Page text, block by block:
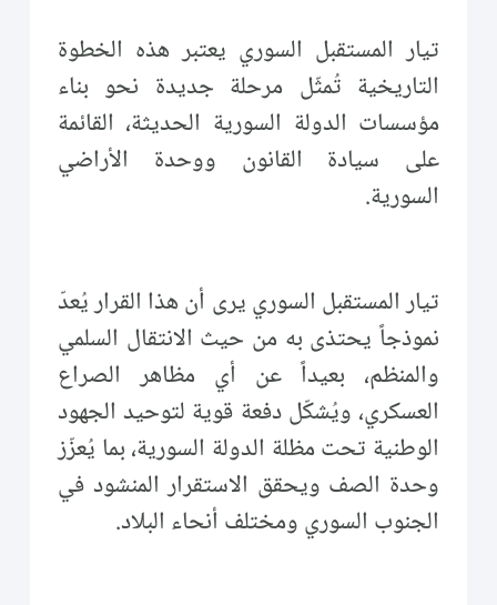
تيار المستقبل السوري يعتبر هذه الخطوة
التاريخية تُمثّل مرحلة جديدة نحو بناء
مؤسسات الدولة السورية الحديثة، القائمة
على سيادة القانون ووحدة الأراضي
السورية.
تيار المستقبل السوري يرى أن هذا القرار يُعدّ
نموذجاً يحتذى به من حيث الانتقال السلمي
والمنظم، بعيداً عن أي مظاهر الصراع
العسكري، ويُشكّل دفعة قوية لتوحيد الجهود
الوطنية تحت مظلة الدولة السورية، بما يُعزّز
وحدة الصف ويحقق الاستقرار المنشود في
الجنوب السوري ومختلف أنحاء البلاد.